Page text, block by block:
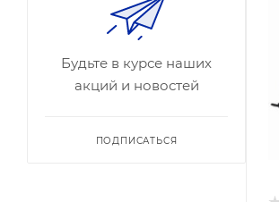
Будьте в курсе наших
акций и новостей
ПОДПИСАТЬСЯ